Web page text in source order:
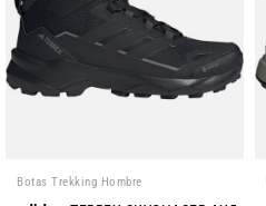
Botas Trekking Hombre